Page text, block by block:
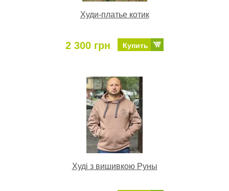
Худи-платье котик
2 300 грн Купить
Худі з вишивкою Руны